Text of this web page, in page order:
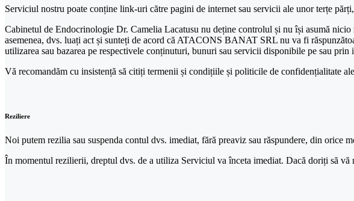
Serviciul nostru poate conține link-uri către pagini de internet sau servicii ale unor terțe
Cabinetul de Endocrinologie Dr. Camelia Lacatusu nu deține controlul și nu își asumă
asemenea, dvs. luați act și sunteți de acord că ATACONS BANAT SRL nu va fi
utilizarea sau bazarea pe respectivele conținuturi, bunuri sau servicii disponibile pe sau
Vă recomandăm cu insistență să citiți termenii și condițiile și politicile de confidențialitate
Reziliere
Noi putem rezilia sau suspenda contul dvs. imediat, fără preaviz sau răspundere, din orice
În momentul rezilierii, dreptul dvs. de a utiliza Serviciul va înceta imediat. Dacă doriți să